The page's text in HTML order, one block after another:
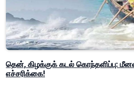
தென், கிழக்குக் கடல் கொந்தளிப்பு:
எச்சரிக்கை!